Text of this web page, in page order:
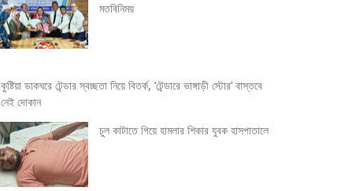
মতবিনিময়
কুষ্টিয়া ডাকঘরে টেন্ডার স্বচ্ছতা নিয়ে বিতর্ক, ‘টেন্ডারে ভাঙ্গাড়ী স্টোর’ বাস্তবে
নেই দোকান
চুল কাটাতে গিয়ে হামলার শিকার যুবক হাসপাতালে